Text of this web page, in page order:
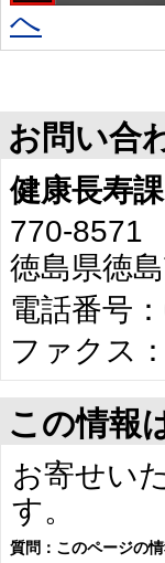
へ
お問い合
健康長寿
770-8571
徳島県徳
電話番号
ファクス
この情報
お寄せい
す。
質問：このページの